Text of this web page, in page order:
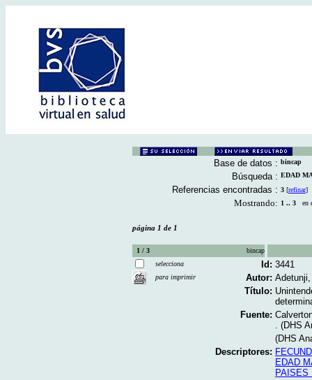
Base de datos : bincap
Búsqueda : EDAD
Referencias encontradas : 3 [refinar]
Mostrando: 1 .. 3 en
página 1 de 1
1 / 3
bincap
selecciona
para imprimir
Id: 3441
Autor:
Título:
Fuente:
. (DHS
(DHS
Descriptores:
EDAD
PAISES